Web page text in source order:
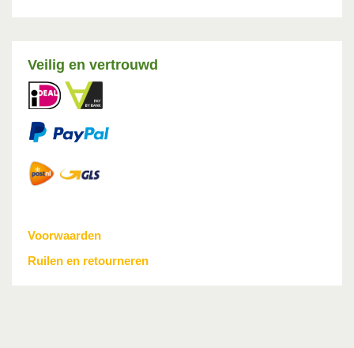
Veilig en vertrouwd
Voorwaarden
Ruilen en retourneren